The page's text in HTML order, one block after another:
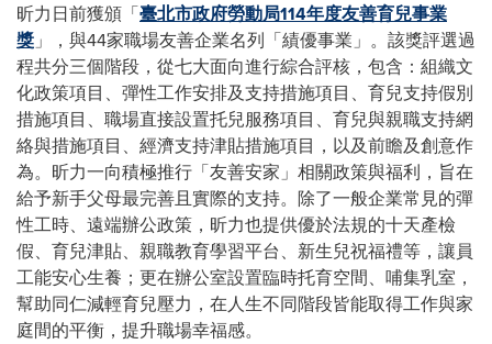
昕力日前獲頒「臺北市政府勞動局114年度友善育兒事業
獎 」，與44家職場友善企業名列「績優事業」。該獎評選過
程共分三個階段，從七大面向進行綜合評核，包含：組織文
化政策項目、彈性工作安排及支持措施項目、育兒支持假別
措施項目、職場直接設置托兒服務項目、育兒與親職支持網
絡與措施項目、經濟支持津貼措施項目，以及前瞻及創意作
為。昕力一向積極推行「友善安家」相關政策與福利，旨在
給予新手父母最完善且實際的支持。除了一般企業常見的彈
性工時、遠端辦公政策，昕力也提供優於法規的十天產檢
假、育兒津貼、親職教育學習平台、新生兒祝福禮等，讓員
工能安心生養；更在辦公室設置臨時托育空間、哺集乳室，
幫助同仁減輕育兒壓力，在人生不同階段皆能取得工作與家
庭間的平衡，提升職場幸福感。